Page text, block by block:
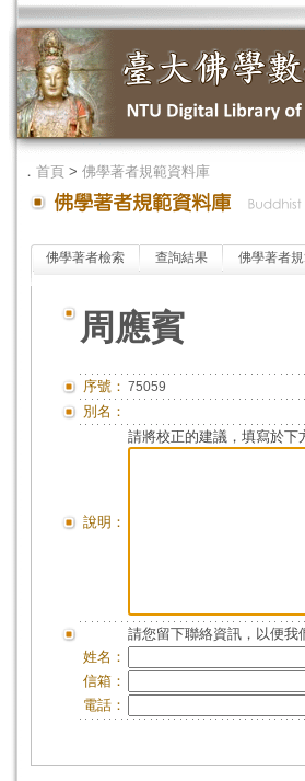
． 首頁 > 佛學著者規範資料庫
佛學著者檢索 查詢結果 佛學著者
周應賓
序號： 75059
別名：
說明：
請將校正的建議，填寫於下
請您留下聯絡資訊，以便我
姓名：
信箱：
電話：